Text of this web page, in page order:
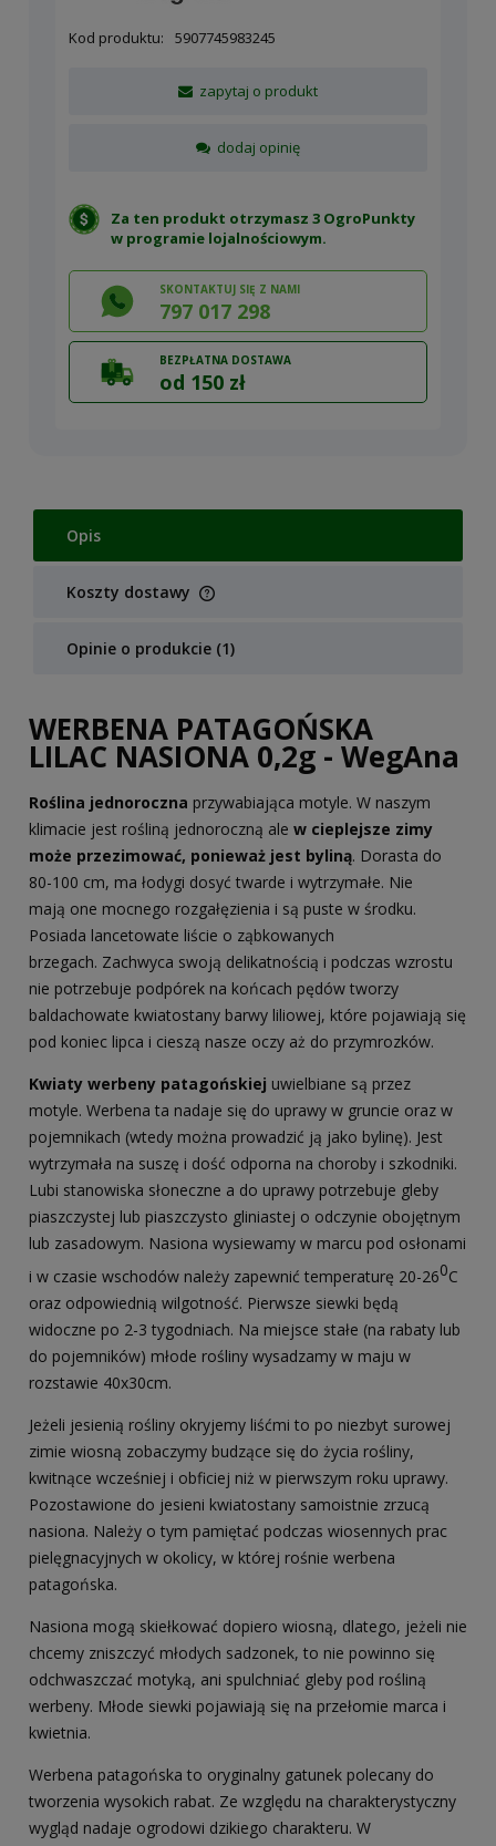
Kod produktu: 5907745983245
zapytaj o produkt
dodaj opinię
Za ten produkt otrzymasz 3 OgroPunkty
w programie lojalnościowym.
SKONTAKTUJ SIĘ Z NAMI
797 017 298
BEZPŁATNA DOSTAWA
od 150 zł
Opis
Koszty dostawy
Cena nie zawiera ewentualnych kosztów płatności
Opinie o produkcie (1)
WERBENA PATAGOŃSKA
LILAC NASIONA 0,2g - WegAna
Roślina jednoroczna przywabiająca motyle. W naszym
klimacie jest rośliną jednoroczną ale w cieplejsze zimy
może przezimować, ponieważ jest byliną. Dorasta do
80-100 cm, ma łodygi dosyć twarde i wytrzymałe. Nie
mają one mocnego rozgałęzienia i są puste w środku.
Posiada lancetowate liście o ząbkowanych
brzegach. Zachwyca swoją delikatnością i podczas wzrostu
nie potrzebuje podpórek na końcach pędów tworzy
baldachowate kwiatostany barwy liliowej, które pojawiają się
pod koniec lipca i cieszą nasze oczy aż do przymrozków.
Kwiaty werbeny patagońskiej uwielbiane są przez
motyle. Werbena ta nadaje się do uprawy w gruncie oraz w
pojemnikach (wtedy można prowadzić ją jako bylinę). Jest
wytrzymała na suszę i dość odporna na choroby i szkodniki.
Lubi stanowiska słoneczne a do uprawy potrzebuje gleby
piaszczystej lub piaszczysto gliniastej o odczynie obojętnym
lub zasadowym. Nasiona wysiewamy w marcu pod osłonami
i w czasie wschodów należy zapewnić temperaturę 20-260C
oraz odpowiednią wilgotność. Pierwsze siewki będą
widoczne po 2-3 tygodniach. Na miejsce stałe (na rabaty lub
do pojemników) młode rośliny wysadzamy w maju w
rozstawie 40x30cm.
Jeżeli jesienią rośliny okryjemy liśćmi to po niezbyt surowej
zimie wiosną zobaczymy budzące się do życia rośliny,
kwitnące wcześniej i obficiej niż w pierwszym roku uprawy.
Pozostawione do jesieni kwiatostany samoistnie zrzucą
nasiona. Należy o tym pamiętać podczas wiosennych prac
pielęgnacyjnych w okolicy, w której rośnie werbena
patagońska.
Nasiona mogą skiełkować dopiero wiosną, dlatego, jeżeli nie
chcemy zniszczyć młodych sadzonek, to nie powinno się
odchwaszczać motyką, ani spulchniać gleby pod rośliną
werbeny. Młode siewki pojawiają się na przełomie marca i
kwietnia.
Werbena patagońska to oryginalny gatunek polecany do
tworzenia wysokich rabat. Ze względu na charakterystyczny
wygląd nadaje ogrodowi dzikiego charakteru. W